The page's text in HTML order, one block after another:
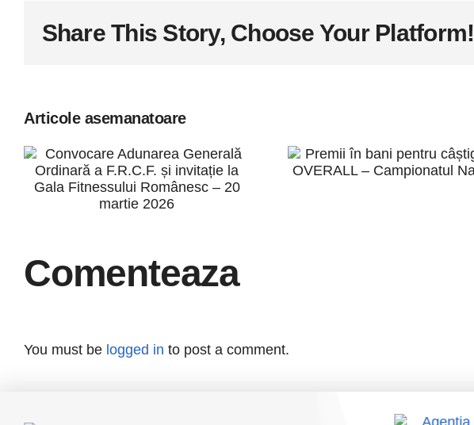
Share This Story, Choose Your Platform!
Articole asemanatoare
Convocare
Adunarea
Generală
F.R.C.F. și
invitație la Gala
Românesc – 20
Premii în bani
pentru
Comenteaza
You must be logged in to post a comment.